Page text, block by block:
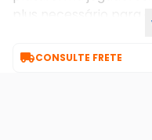
plus necessário para
CONSULTE FRETE